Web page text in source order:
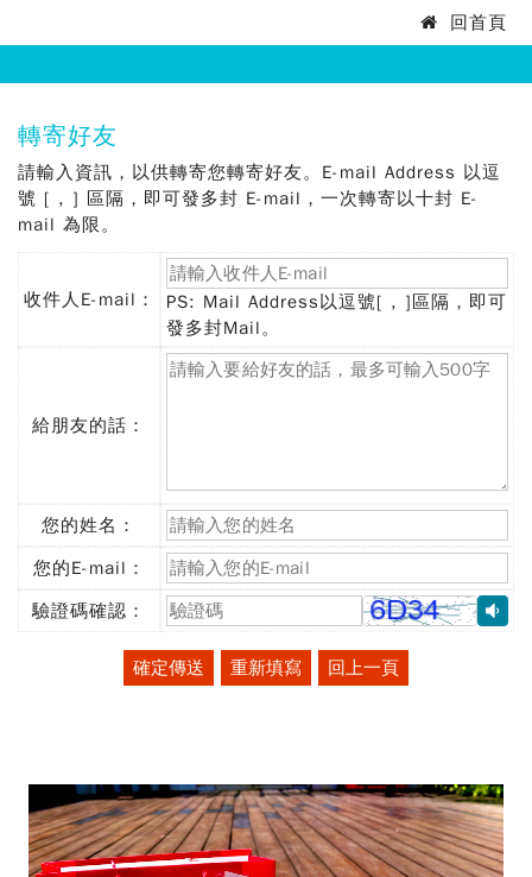
部
矯
正
新
守
回首頁
:::
轉寄好友
請輸入資訊，以供轉寄您轉寄好友。E-mail Address 以逗
號 [ , ] 區隔，即可發多封 E-mail，一次轉寄以十封 E-
mail 為限。
收件人E-mail：
(必
PS: Mail Address以逗號[ , ]區隔，即可
發多封Mail。
給朋友的話：
您的姓名：
(必
填)
您的E-mail：
(必
填)
驗證碼確認：
(必
確定傳送
重新填寫 回上一頁